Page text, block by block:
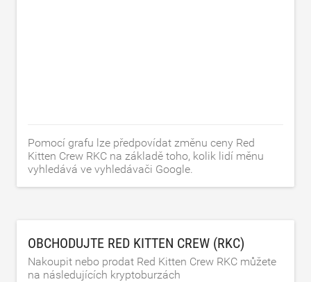
Pomocí grafu lze předpovídat změnu ceny Red
Kitten Crew RKC na základě toho, kolik lidí měnu
vyhledává ve vyhledávači Google.
OBCHODUJTE RED KITTEN CREW (RKC)
Nakoupit nebo prodat Red Kitten Crew RKC můžete
na následujících kryptoburzách